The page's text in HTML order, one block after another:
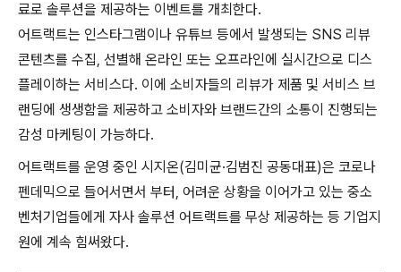
료로 솔루션을 제공하는 이벤트를 개최한다.
어트랙트는 인스타그램이나 유튜브 등에서 발생되는 SNS 리뷰
콘텐츠를 수집, 선별해 온라인 또는 오프라인에 실시간으로 디스
플레이하는 서비스다. 이에 소비자들의 리뷰가 제품 및 서비스 브
랜딩에 생생함을 제공하고 소비자와 브랜드간의 소통이 진행되는
감성 마케팅이 가능하다.
어트랙트를 운영 중인 시지온(김미균·김범진 공동대표)은 코로나
펜데믹으로 들어서면서 부터, 어려운 상황을 이어가고 있는 중소
벤처기업들에게 자사 솔루션 어트랙트를 무상 제공하는 등 기업지
원에 계속 힘써왔다.